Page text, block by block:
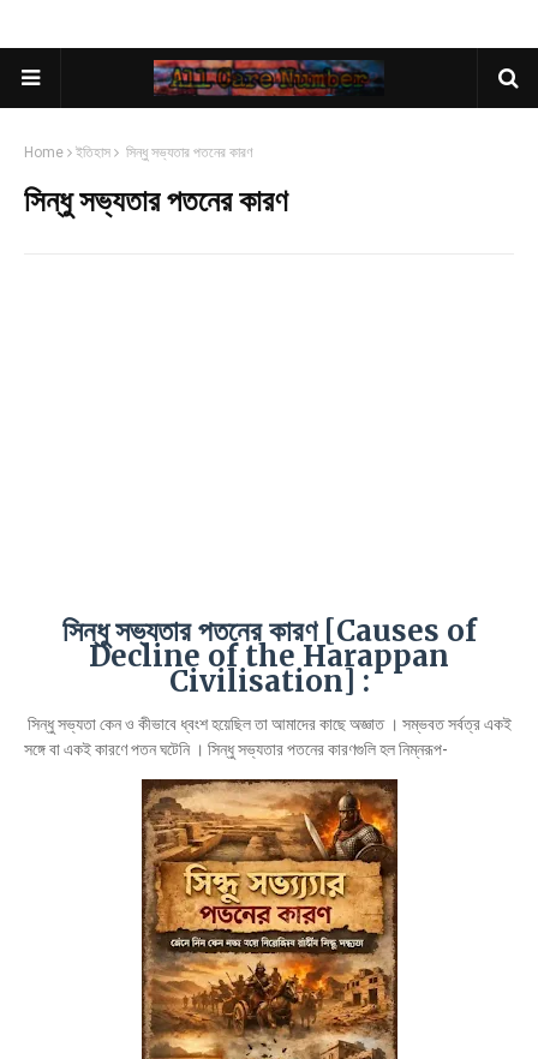
Home ইতিহাস সিন্ধু সভ্যতার পতনের কারণ
সিন্ধু সভ্যতার পতনের কারণ
সিন্ধু সভ্যতার পতনের কারণ [Causes of
Decline of the Harappan
Civilisation] :
সিন্ধু সভ্যতা কেন ও কীভাবে ধ্বংশ হয়েছিল তা আমাদের কাছে অজ্ঞাত । সম্ভবত সর্বত্র একই
সঙ্গে বা একই কারণে পতন ঘটেনি । সিন্ধু সভ্যতার পতনের কারণগুলি হল নিম্নরূপ-